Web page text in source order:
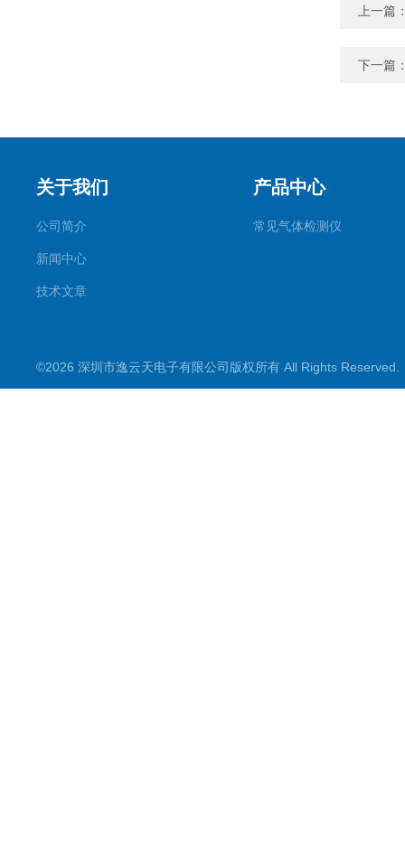
上一篇
下一篇
关于我们
公司简介
新闻中心
技术文章
产品中心
常见气体检测仪
©2026 深圳市逸云天电子有限公司版权所有 All Rights